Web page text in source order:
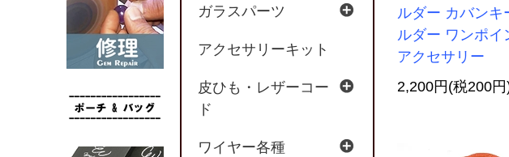
ルダー カバンキ
ルダー ワンポイ
アクセサリー
2,200円(税200円
ガラスパーツ
アクセサリーキット
皮ひも・レザーコー
ド
ワイヤー各種